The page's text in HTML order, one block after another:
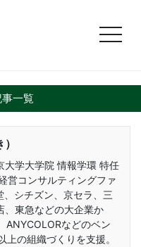
一覧
大学大学院 情報学環 特任
営コンサルティングファ
、シチズン、京セラ、三
、東急などの大企業か
ANYCOLORなどのベン
の組織づくりを支援。